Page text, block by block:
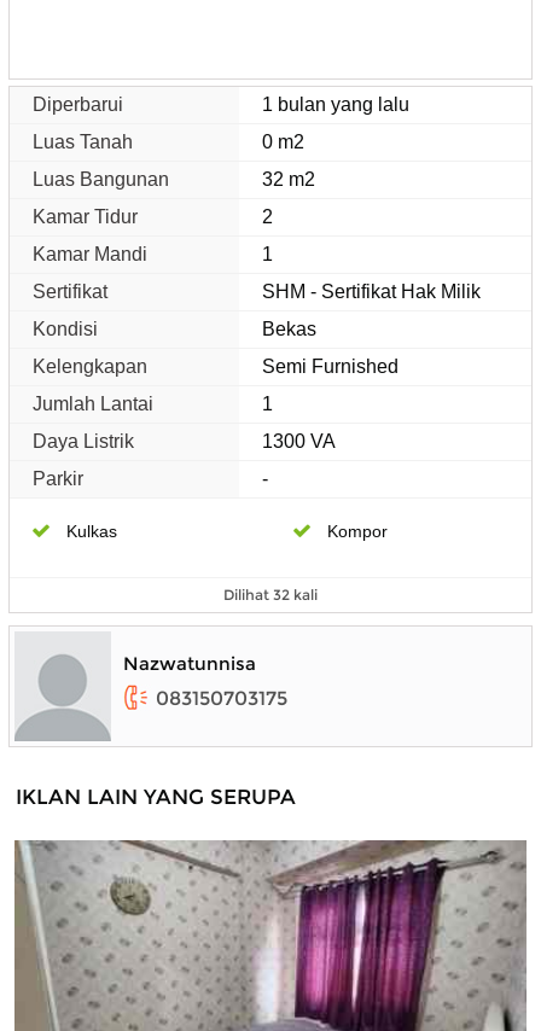
Diperbarui
1 bulan yang lalu
Luas Tanah
0 m2
Luas Bangunan
32 m2
Kamar Tidur
2
Kamar Mandi
1
Sertifikat
SHM - Sertifikat Hak Milik
Kondisi
Bekas
Kelengkapan
Semi Furnished
Jumlah Lantai
1
Daya Listrik
1300 VA
Parkir
-
Kulkas Kompor
Dilihat 32 kali
Nazwatunnisa
083150703175
IKLAN LAIN YANG SERUPA